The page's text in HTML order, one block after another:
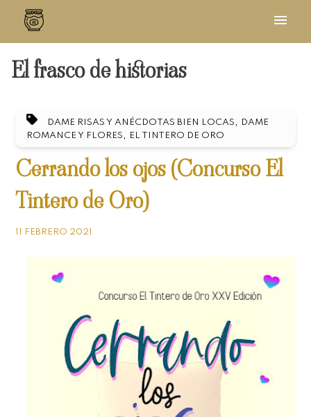
El frasco de historias
DAME RISAS Y ANÉCDOTAS BIEN LOCAS ,
DAME
ROMANCE Y FLORES , EL TINTERO DE ORO
Cerrando los ojos (Concurso El
Tintero de Oro)
11 FEBRERO 2021